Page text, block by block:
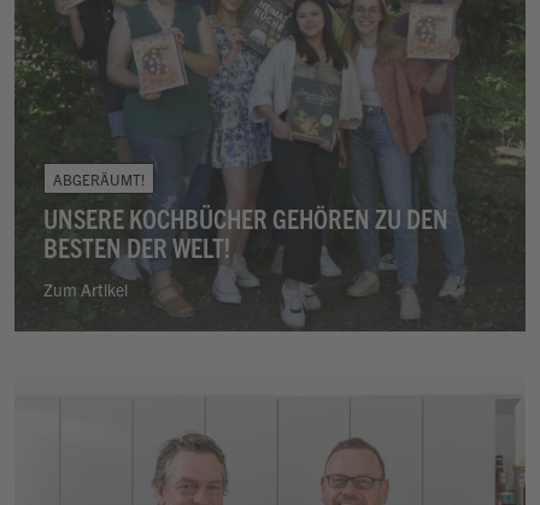
ABGERÄUMT!
UNSERE KOCHBÜCHER GEHÖREN ZU DEN
BESTEN DER WELT!
Zum Artikel